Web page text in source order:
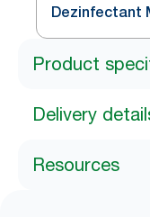
Dezinfectant
Product
Delivery
Resources